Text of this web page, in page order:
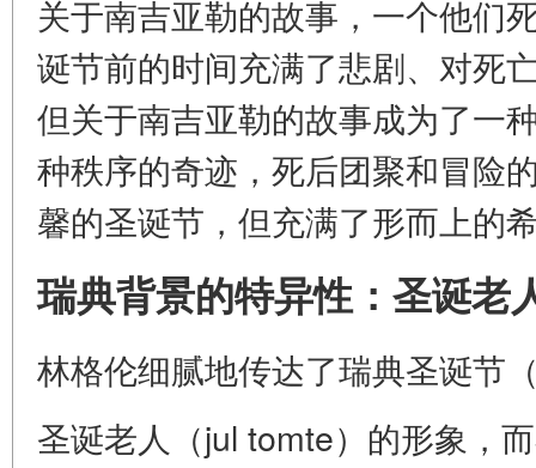
关于南吉亚勒的故事，一个他们
诞节前的时间充满了悲剧、对死
但关于南吉亚勒的故事成为了一
种秩序的奇迹，死后团聚和冒险
馨的圣诞节，但充满了形而上的
瑞典背景的特异性：圣诞老
林格伦细腻地传达了瑞典圣诞节
圣诞老人（jul tomte）的形象，